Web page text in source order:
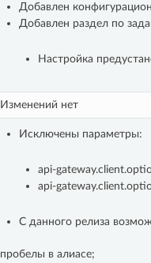
Добавлен
Добавлен раздел по
Настройка
Изменений нет
Исключены параметры:
api-
api-
С данного релиза
пробелы в алиасе;